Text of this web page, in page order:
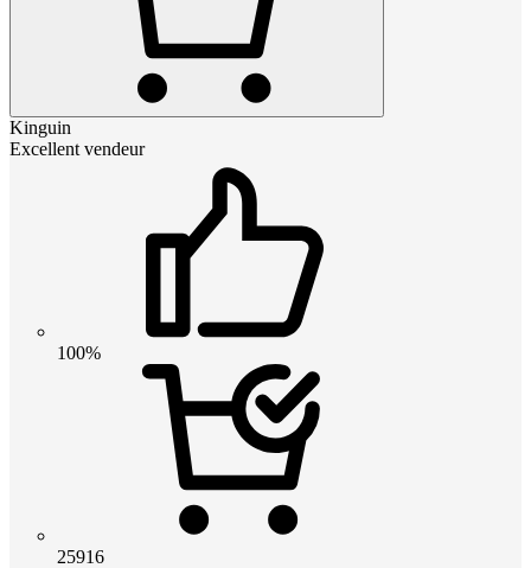
Kinguin
Excellent vendeur
100%
25916